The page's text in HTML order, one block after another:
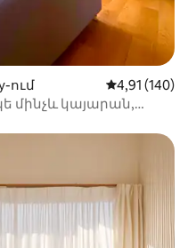
ում Միջին
4,91 (140)
մինչև կայարան,